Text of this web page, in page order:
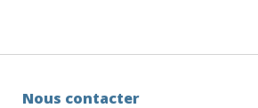
Nous contacter